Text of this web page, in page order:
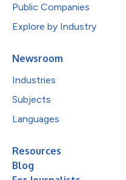
Public Companies
Explore by Industry
Newsroom
Industries
Subjects
Languages
Resources
Blog